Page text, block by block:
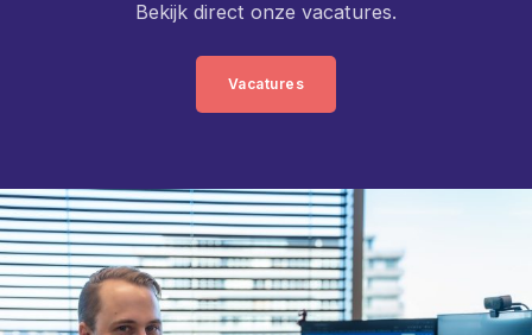
aan het succes van het team als geheel.
Bekijk direct onze vacatures.
Vacatures